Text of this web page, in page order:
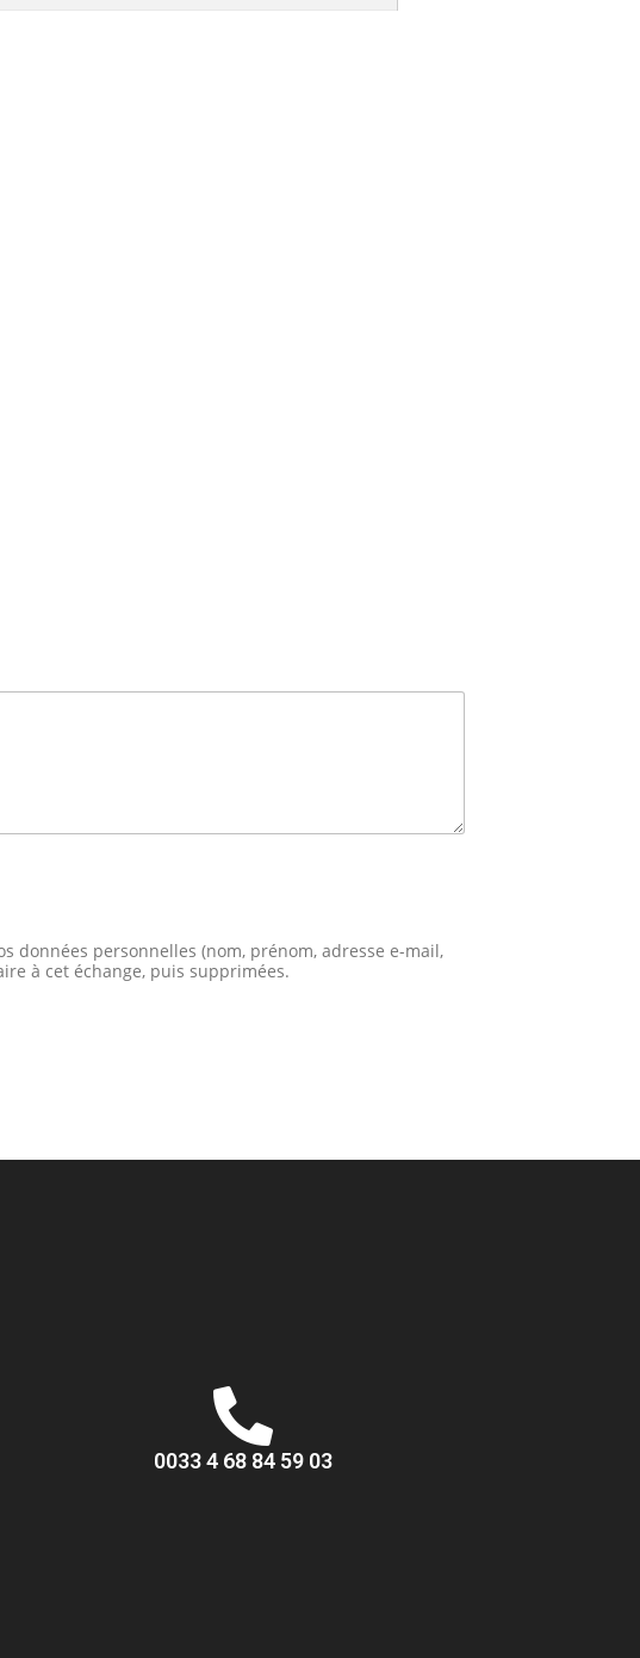
données personnelles (nom, prénom, adresse e-mail,
à cet échange, puis supprimées.
0033 4 68 84 59 03